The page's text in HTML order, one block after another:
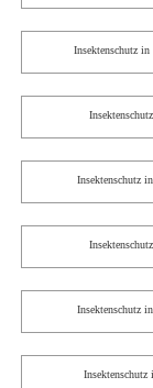
Insektenschutz
Insektenschutz
Insektenschutz